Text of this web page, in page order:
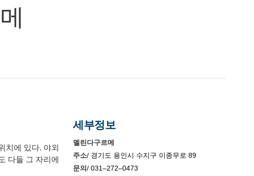
치에 있다. 야외
다들 그 자리에
세부정보
멜린다구르메
주소/ 경기도 용인시 수지구 이종무로 89
문의/ 031–272–0473